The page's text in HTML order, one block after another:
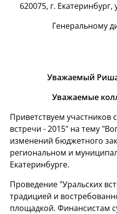
620075, г.
Генеральному
Уважаемый
Уважаемые
Приветствуем участников
встречи - 2015" на тему
изменений бюджетного
региональном и
Екатеринбурге.
Проведение "Уральских
традицией и
площадкой. Финансистам